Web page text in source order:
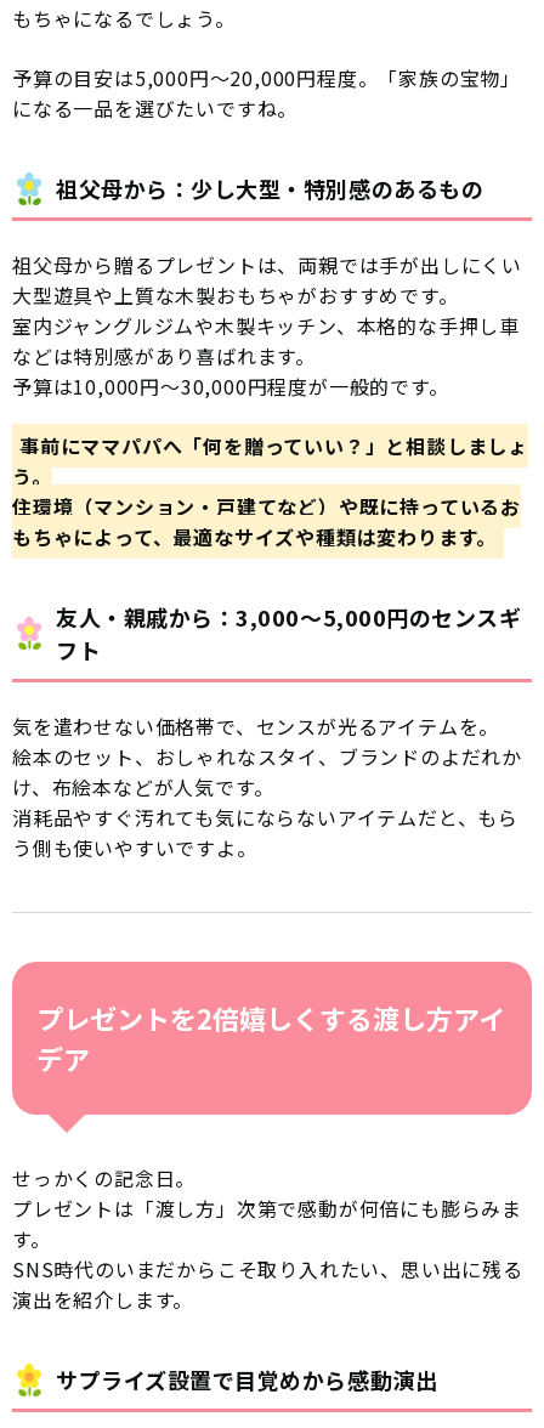
もちゃになるでしょう。
予算の目安は5,000円〜20,000円程度。「家族の宝物」
になる一品を選びたいですね。
祖父母から：少し大型・特別感のあるもの
祖父母から贈るプレゼントは、両親では手が出しにくい
大型遊具や上質な木製おもちゃがおすすめです。
室内ジャングルジムや木製キッチン、本格的な手押し車
などは特別感があり喜ばれます。
予算は10,000円〜30,000円程度が一般的です。
事前にママパパへ「何を贈っていい？」と相談しましょ
う。
住環境（マンション・戸建てなど）や既に持っているお
もちゃによって、最適なサイズや種類は変わります。
友人・親戚から：3,000〜5,000円のセンスギ
フト
気を遣わせない価格帯で、センスが光るアイテムを。
絵本のセット、おしゃれなスタイ、ブランドのよだれか
け、布絵本などが人気です。
消耗品やすぐ汚れても気にならないアイテムだと、もら
う側も使いやすいですよ。
プレゼントを2倍嬉しくする渡し方アイ
デア
せっかくの記念日。
プレゼントは「渡し方」次第で感動が何倍にも膨らみま
す。
SNS時代のいまだからこそ取り入れたい、思い出に残る
演出を紹介します。
サプライズ設置で目覚めから感動演出